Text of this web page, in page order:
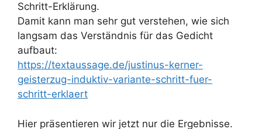
Schritt-Erklärung.
Damit kann man sehr gut verstehen, wie sich
langsam das Verständnis für das Gedicht
aufbaut:
https://textaussage.de/justinus-kerner-
geisterzug-induktiv-variante-schritt-fuer-
schritt-erklaert
Hier präsentieren wir jetzt nur die Ergebnisse.